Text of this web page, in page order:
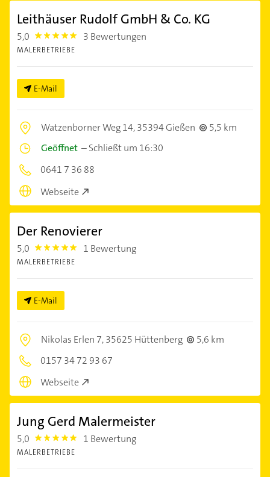
Leithäuser Rudolf GmbH & Co. KG
5,0 5.0 3 Bewertungen
MALERBETRIEBE
E-Mail
Watzenborner Weg 14,35394 Gießen
5,5 km
Geöffnet –Schließt um 16:30
0641 7 36 88
Webseite
Der Renovierer
5,0 5.0 1 Bewertung
MALERBETRIEBE
E-Mail
Nikolas Erlen 7,35625 Hüttenberg
5,6 km
0157 34 72 93 67
Webseite
Jung Gerd Malermeister
5,0 5.0 1 Bewertung
MALERBETRIEBE